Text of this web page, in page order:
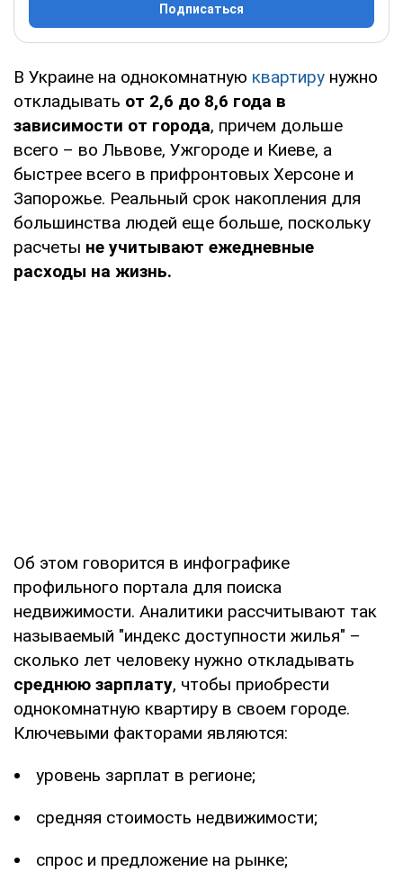
Подписаться
В Украине на однокомнатную квартиру нужно
откладывать от 2,6 до 8,6 года в
зависимости от города, причем дольше
всего – во Львове, Ужгороде и Киеве, а
быстрее всего в прифронтовых Херсоне и
Запорожье. Реальный срок накопления для
большинства людей еще больше, поскольку
расчеты не учитывают ежедневные
расходы на жизнь.
Об этом говорится в инфографике
профильного портала для поиска
недвижимости. Аналитики рассчитывают так
называемый "индекс доступности жилья" –
сколько лет человеку нужно откладывать
среднюю зарплату, чтобы приобрести
однокомнатную квартиру в своем городе.
Ключевыми факторами являются:
уровень зарплат в регионе;
средняя стоимость недвижимости;
спрос и предложение на рынке;